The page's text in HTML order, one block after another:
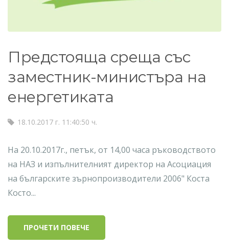
Предстояща среща със
заместник-министъра на
енергетиката
18.10.2017 г. 11:40:50 ч.
На 20.10.2017г., петък, от 14,00 часа ръководството
на НАЗ и изпълнителният директор на Асоциация
на българските зърнопроизводители 2006" Коста
Косто...
ПРОЧЕТИ ПОВЕЧЕ